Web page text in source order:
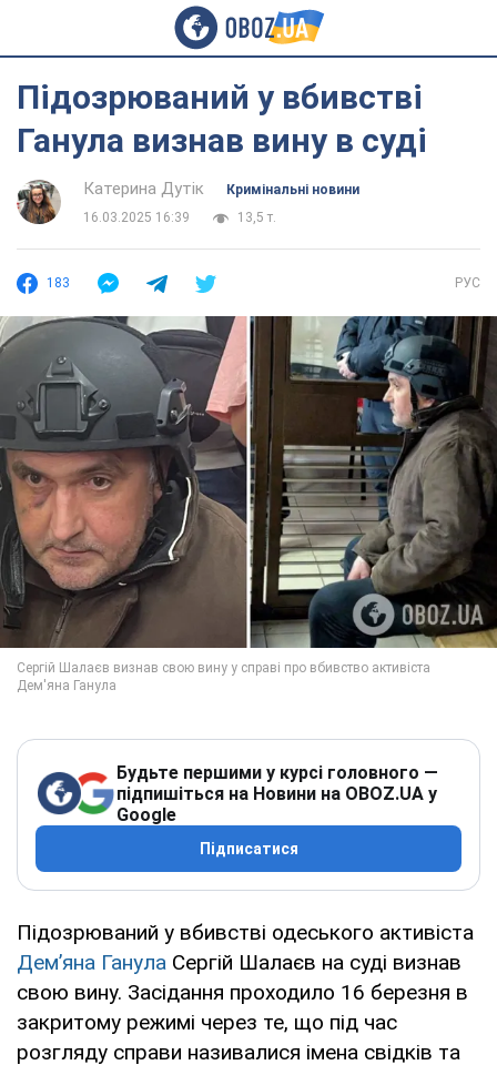
Підозрюваний у вбивстві
Ганула визнав вину в суді
Катерина Дутік
Кримінальні новини
16.03.2025 16:39
13,5 т.
183 РУС
Будьте першими у курсі головного —
підпишіться на Новини на OBOZ.UA у
Google
Підписатися
Підозрюваний у вбивстві одеського активіста
Дем’яна Ганула Сергій Шалаєв на суді визнав
свою вину. Засідання проходило 16 березня в
закритому режимі через те, що під час
розгляду справи називалися імена свідків та